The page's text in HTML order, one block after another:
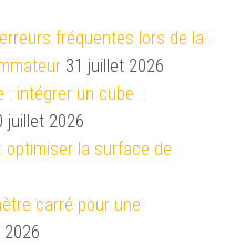
fréquentes lors de la
31 juillet 2026
: intégrer un cube
juillet 2026
optimiser la surface de
carré pour une
2026